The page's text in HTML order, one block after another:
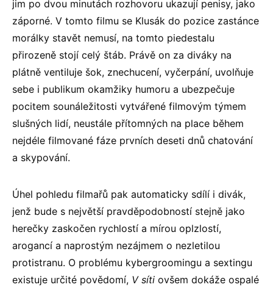
jim po dvou minutách rozhovoru ukazují penisy, jako
záporné. V tomto filmu se Klusák do pozice zastánce
morálky stavět nemusí, na tomto piedestalu
přirozeně stojí celý štáb. Právě on za diváky na
plátně ventiluje šok, znechucení, vyčerpání, uvolňuje
sebe i publikum okamžiky humoru a ubezpečuje
pocitem sounáležitosti vytvářené filmovým týmem
slušných lidí, neustále přítomných na place během
nejdéle filmované fáze prvních deseti dnů chatování
a skypování.
Úhel pohledu filmařů pak automaticky sdílí i divák,
jenž bude s největší pravděpodobností stejně jako
herečky zaskočen rychlostí a mírou oplzlostí,
arogancí a naprostým nezájmem o nezletilou
protistranu. O problému kybergroomingu a sextingu
existuje určité povědomí, V síti ovšem dokáže ospalé